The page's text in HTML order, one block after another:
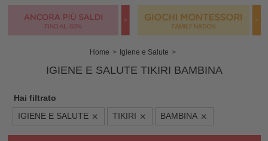
Home Igiene e Salute
IGIENE E SALUTE TIKIRI BAMBINA
Hai filtrato
IGIENE E SALUTE TIKIRI BAMBINA